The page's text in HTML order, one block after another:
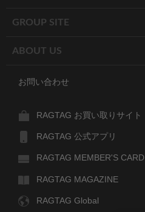
GROUP SITE
ABOUT US
お問い合わせ
RAGTAG お買い取りサイト
RAGTAG 公式アプリ
RAGTAG MEMBER'S CARD
RAGTAG MAGAZINE
RAGTAG Global